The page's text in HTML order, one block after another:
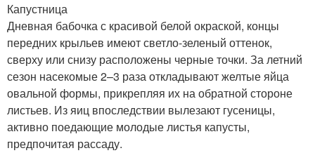
Капустница
Дневная бабочка с красивой белой окраской, концы
передних крыльев имеют светло-зеленый оттенок,
сверху или снизу расположены черные точки. За летний
сезон насекомые 2–3 раза откладывают желтые яйца
овальной формы, прикрепляя их на обратной стороне
листьев. Из яиц впоследствии вылезают гусеницы,
активно поедающие молодые листья капусты,
предпочитая рассаду.